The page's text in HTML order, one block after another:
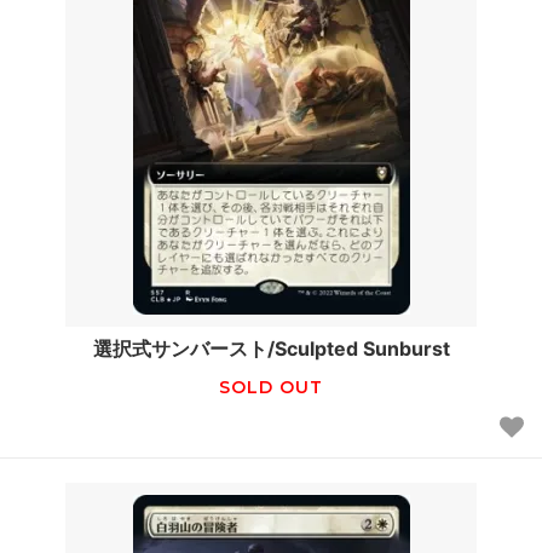
選択式サンバースト/Sculpted Sunburst
SOLD OUT